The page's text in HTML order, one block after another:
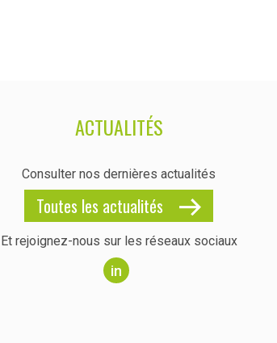
ACTUALITÉS
Consulter nos dernières actualités
Toutes les actualités
Et rejoignez-nous sur les réseaux sociaux
in